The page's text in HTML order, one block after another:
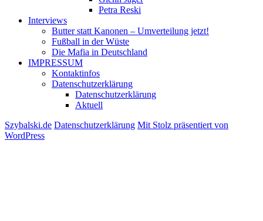
Petra Reski
Interviews
Butter statt Kanonen – Umverteilung jetzt!
Fußball in der Wüste
Die Mafia in Deutschland
IMPRESSUM
Kontaktinfos
Datenschutzerklärung
Datenschutzerklärung
Aktuell
Szybalski.de Datenschutzerklärung Mit Stolz präsentiert von
WordPress